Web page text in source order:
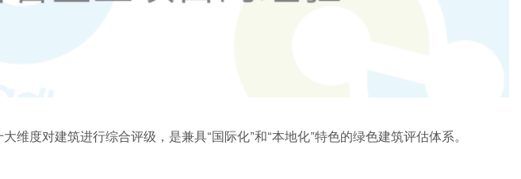
度对建筑进行综合评级，是兼具“国际化”和“本地化”特色的绿色建筑评估体系。